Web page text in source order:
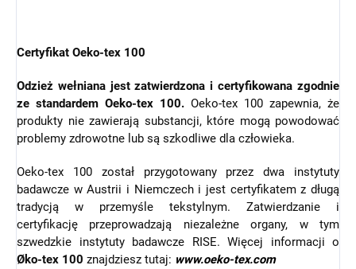
Certyfikat Oeko-tex 100
Odzież wełniana jest zatwierdzona i certyfikowana zgodnie
ze standardem Oeko-tex 100. Oeko-tex 100 zapewnia, że
produkty nie zawierają substancji, które mogą powodować
problemy zdrowotne lub są szkodliwe dla człowieka.
Oeko-tex 100 został przygotowany przez dwa instytuty
badawcze w Austrii i Niemczech i jest certyfikatem z długą
tradycją w przemyśle tekstylnym. Zatwierdzanie i
certyfikację przeprowadzają niezależne organy, w tym
szwedzkie instytuty badawcze RISE. Więcej informacji o
Øko-tex 100 znajdziesz tutaj: www.oeko-tex.com